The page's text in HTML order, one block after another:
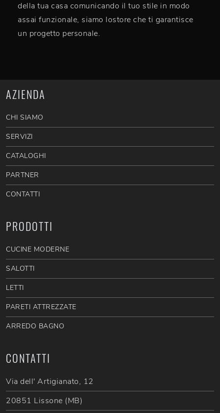
della tua casa comunicando il tuo stile in modo
assai funzionale, siamo lostore che ti garantisce
un progetto personale.
AZIENDA
CHI SIAMO
SERVIZI
CATALOGHI
PARTNER
CONTATTI
PRODOTTI
CUCINE MODERNE
SALOTTI
LETTI
PARETI ATTREZZATE
ARREDO BAGNO
CONTATTI
Via dell' Artigianato, 12
20851 Lissone (MB)